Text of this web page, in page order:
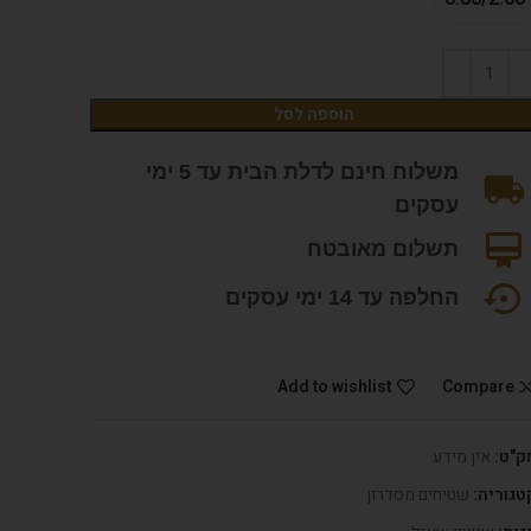
הוספה לסל
משלוח חינם לדלת הבית עד 5 ימי
עסקים
תשלום מאובטח
החלפה עד 14 ימי עסקים
Compare
Add to wishlist
אין מידע
שטיחים מסדרון